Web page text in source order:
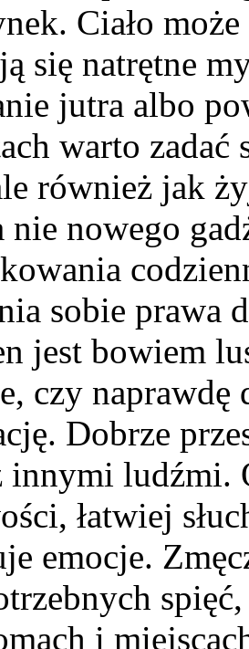
Ciało
się natrętne
jutra albo
warto
również jak
nie nowego
sobie prawa
jest bowiem
czy naprawdę
Dobrze
innymi ludźmi.
łatwiej
emocje.
i